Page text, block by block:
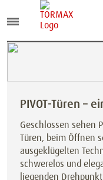
PIVOT-Türen –
Geschlossen sehen
Türen, beim Öffnen
ausgeklügelten
schwerelos und
liegenden